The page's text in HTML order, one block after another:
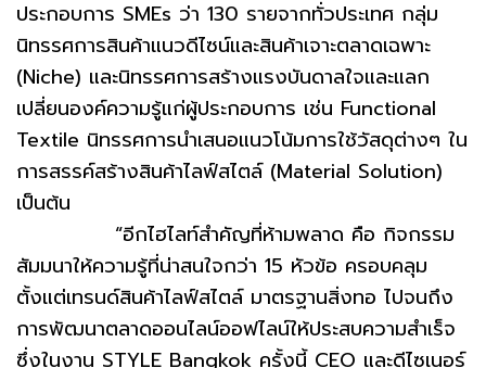
ประกอบการ SMEs ว่า 130 รายจากทั่วประเทศ กลุ่ม
นิทรรศการสินค้าแนวดีไซน์และสินค้าเจาะตลาดเฉพาะ
(Niche) และนิทรรศการสร้างแรงบันดาลใจและแลก
เปลี่ยนองค์ความรู้แก่ผู้ประกอบการ เช่น Functional
Textile นิทรรศการนำเสนอแนวโน้มการใช้วัสดุต่างๆ ใน
การสรรค์สร้างสินค้าไลฟ์สไตล์ (Material Solution)
เป็นต้น
“อีกไฮไลท์สำคัญที่ห้ามพลาด คือ กิจกรรม
สัมมนาให้ความรู้ที่น่าสนใจกว่า 15 หัวข้อ ครอบคลุม
ตั้งแต่เทรนด์สินค้าไลฟ์สไตล์ มาตรฐานสิ่งทอ ไปจนถึง
การพัฒนาตลาดออนไลน์ออฟไลน์ให้ประสบความสำเร็จ
ซึ่งในงาน STYLE Bangkok ครั้งนี้ CEO และดีไซเนอร์